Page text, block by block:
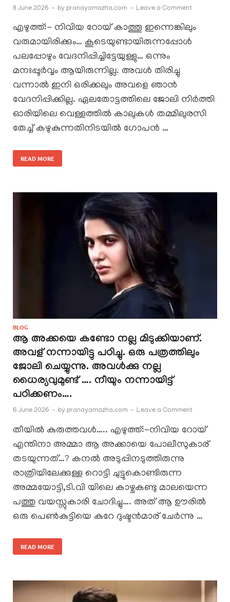
8 June 2026 - by pranayamazha.com - Leave a Comment
എഴുത്ത്:- നിവിയ റോയ് കാത്തൂ ഇന്നെങ്കിലും
വരുമായിരിക്കും… കൂടെയുണ്ടായിരുന്നപ്പോൾ
പലപ്പോഴും വേദനിപ്പിച്ചിട്ടേയുള്ളു… ഒന്നും
മനഃപ്പൂർവ്വം ആയിരുന്നില്ല. അവൾ തിരിച്ചു
വന്നാൽ ഇനി ഒരിക്കലും അവളെ ഞാൻ
വേദനിപ്പിക്കില്ല. ഏലതോട്ടത്തിലെ ജോലി നിർത്തി
ഓരിയിലെ വെള്ളത്തിൽ കാലുകൾ തമ്മിലുരസി
തേച്ച് കഴുകുന്നതിനിടയിൽ ഗോപൻ …
READ MORE
BLOG
ആ അക്കയെ കണ്ടോ നല്ല മിടുക്കിയാണ്.
അവള് നന്നായിട്ടു പഠിച്ചു. ഒരു പത്രത്തിലും
ജോലി ചെയ്യുന്നു. അവൾക്കു നല്ല
ധൈര്യവുമുണ്ട് …. നീയും നന്നായിട്ട്
പഠിക്കണം….
6 June 2026 - by pranayamazha.com - Leave a Comment
തീയിൽ കുരുത്തവൾ….. എഴുത്ത്:-നിവിയ റോയ്
എന്തിനാ അമ്മാ ആ അക്കായെ പോലീസുകാര്
തടയുന്നത്…? കനൽ അടുപ്പിനടുത്തിരുന്നു
രാത്രിയിലേക്കുള്ള റൊട്ടി ചുട്ടുകൊണ്ടിരുന്ന
അമ്മയോട്ടി,ടി.വി യിലെ കാഴ്ചകണ്ടു മാലയെന്ന
പത്തു വയസ്സുകാരി ചോദിച്ചു…. അത് ആ ഊരിൽ
ഒരു പെൺകുട്ടിയെ കുറേ ദുഷ്ടൻമാര് ചേർന്നു …
READ MORE